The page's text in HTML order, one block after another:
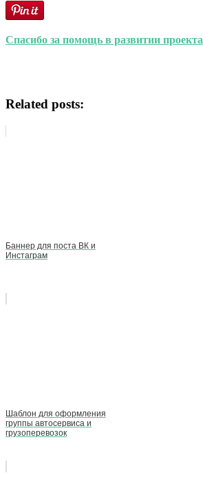
Спасибо за помощь в развитии проекта
Related posts:
Баннер для поста ВК и
Инстаграм
Шаблон для оформления
группы автосервиса и
грузоперевозок